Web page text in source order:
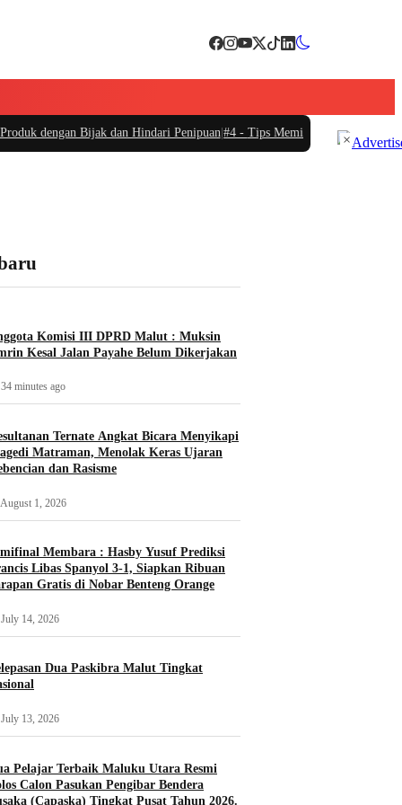
Bijak dan Hindari Penipuan|#4 -Tips Memilih Sepatu Marathon yang
Komisi III DPRD Malut : Muksin
Kesal Jalan Payahe Belum Dikerjakan
34 minutes ago
Ternate Angkat Bicara Menyikapi
Matraman, Menolak Keras Ujaran
dan Rasisme
August 1, 2026
Membara : Hasby Yusuf Prediksi
Libas Spanyol 3-1, Siapkan Ribuan
Gratis di Nobar Benteng Orange
July 14, 2026
Dua Paskibra Malut Tingkat
July 13, 2026
Pelajar Terbaik Maluku Utara Resmi
Calon Pasukan Pengibar Bendera
(Capaska) Tingkat Pusat Tahun 2026.
×